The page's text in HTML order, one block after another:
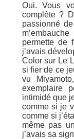
Oui. Vous
complète ?
passionné
permette de
j’avais
Color sur Le
si fier de ce
vu
exemplaire
intimidé que
comme si je
comme si
même pas
j’avais sa